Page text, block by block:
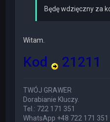
Będę wdzięczny za
Witam.
Kod 21211
TWÓJ GRAWER
Dorabianie Kluczy.
Tel.: 722 171 351
WhatsApp +48 722 171 351